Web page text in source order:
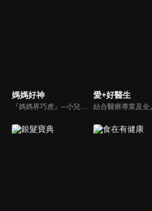
媽媽好神
『媽媽界巧虎』─小兒科醫師黃瑽寧，『國民媽媽』─鍾欣凌，兩人領軍擁有十八般武藝的好神媽媽團，為全台媽媽們發聲，所有育兒新知，家庭秘辛，全家大小健康，都會在《媽媽好神》一一解惑！
愛+好醫生